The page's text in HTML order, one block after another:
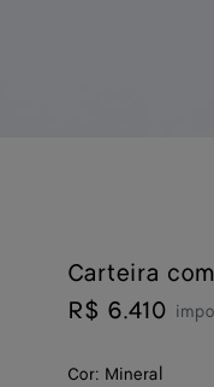
Carteira
R$ 6.410
Cor: Mineral